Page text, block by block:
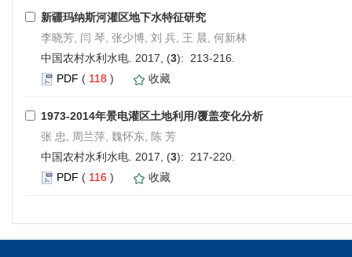
新疆玛纳斯河灌区地下水特征研究
李晓芳, 闫 琴, 张少博, 刘 兵, 王 晨, 何新林
中国农村水利水电. 2017, (3): 213-216.
PDF ( 118 ) 收藏
1973-2014年景电灌区土地利用/覆盖变化分析
张 忠, 周兰萍, 魏怀东, 陈 芳
中国农村水利水电. 2017, (3): 217-220.
PDF ( 116 ) 收藏